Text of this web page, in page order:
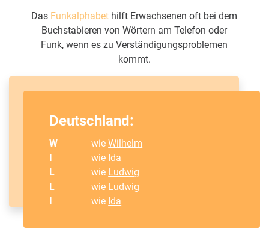
Das Funkalphabet hilft Erwachsenen oft bei dem
Buchstabieren von Wörtern am Telefon oder
Funk, wenn es zu Verständigungsproblemen
kommt.
Deutschland:
W wieWilhelm
I
wie Ida
L
wie Ludwig
L
wie Ludwig
I
wie Ida